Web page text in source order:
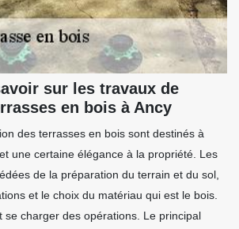
sur les travaux de
en bois à Ancy
des terrasses en bois sont destinés à
une certaine élégance à la propriété. Les
de la préparation du terrain et du sol,
et le choix du matériau qui est le bois.
se charger des opérations. Le principal